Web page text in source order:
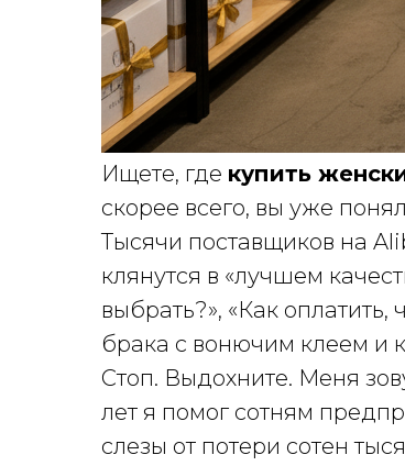
Ищете, где купить
скорее всего, вы уже
Тысячи поставщиков на
клянутся в «лучшем
выбрать?», «Как
брака с вонючим клеем и
Стоп. Выдохните. Меня
лет я помог сотням
слезы от потери сотен